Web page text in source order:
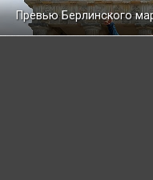
Превью Берлинского